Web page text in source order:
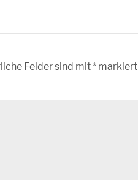
Felder sind mit* markiert